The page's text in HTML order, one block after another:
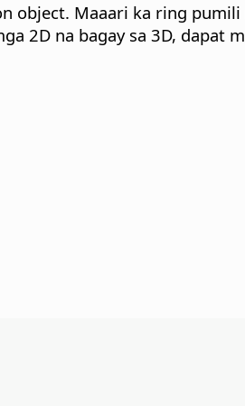
object. Maaari ka ring
2D na bagay sa 3D, dapat